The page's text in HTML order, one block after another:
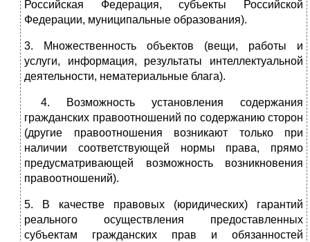
Российская Федерация, субъекты Российской
Федерации, муниципальные образования).
3. Множественность объектов (вещи, работы и
услуги, информация, результаты интеллектуальной
деятельности, нематериальные блага).
4. Возможность установления содержания
гражданских правоотношений по содержанию сторон
(другие правоотношения возникают только при
наличии соответствующей нормы права, прямо
предусматривающей возможность возникновения
правоотношений).
5. В качестве правовых (юридических) гарантий
реального осуществления предоставленных
субъектам гражданских прав и обязанностей